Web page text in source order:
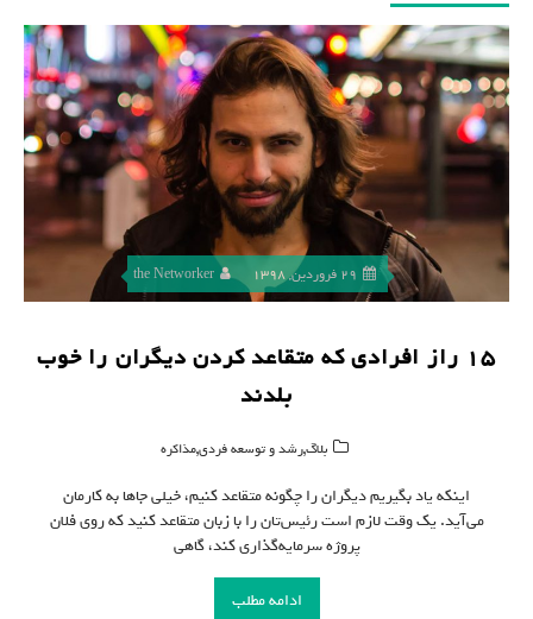
29 فروردین, 1398 the Networker
۱۵ راز افرادی که متقاعد کردن دیگران را خوب
بلدند
بلاگ,رشد و توسعه فردی,مذاکره
اینکه یاد بگیریم دیگران را چگونه متقاعد کنیم، خیلی‌ جاها به کارمان
می‌آید. یک وقت لازم است رئیس‌تان را با زبان متقاعد کنید که روی فلان
پروژه سرمایه‌گذاری کند، گاهی
ادامه مطلب